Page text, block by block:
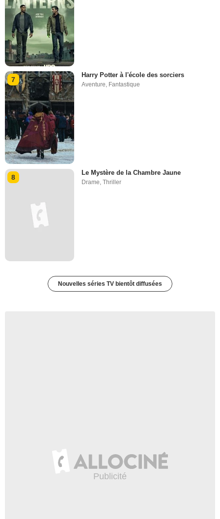
7
Harry Potter à l'école des sorciers
Aventure, Fantastique
8
Le Mystère de la Chambre Jaune
Drame ,Thriller
Nouvelles séries TV bientôt diffusées